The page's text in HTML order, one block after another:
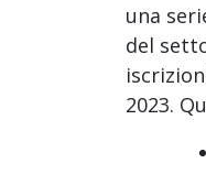
una
del
2023.